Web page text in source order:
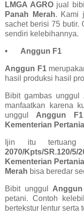
LMGA AGROjual
Panah Merah. Kami
sachet berisi 75 butir.
sendiri kelebihannya.
• Anggun F1
Anggun F1
hasil produksi hasil
Bibit gambas unggul
manfaatkan karena
unggul Anggun F1
Kementerian
Ijin itu
2070/Kpts/SR.120/5/
Kementerian
Merah bisa beredar
Bibit unggul
petani. Contoh
bertekstur lentur serta